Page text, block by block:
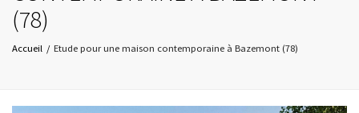
(78)
Accueil Etude pour une maison contemporaine à Bazemont (78)